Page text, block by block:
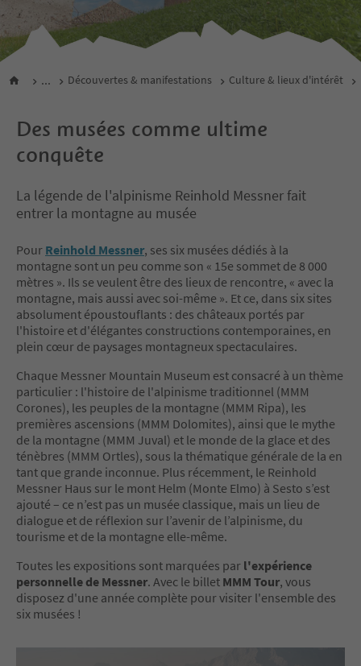
... Découvertes & manifestations Culture & lieux d'intérêt
Des musées comme ultime
conquête
La légende de l'alpinisme Reinhold Messner fait
entrer la montagne au musée
Pour Reinhold Messner, ses six musées dédiés à la
montagne sont un peu comme son « 15e sommet de 8 000
mètres ». Ils se veulent être des lieux de rencontre, « avec la
montagne, mais aussi avec soi-même ». Et ce, dans six sites
absolument époustouflants : des châteaux portés par
l'histoire et d'élégantes constructions contemporaines, en
plein cœur de paysages montagneux spectaculaires.
Chaque Messner Mountain Museum est consacré à un thème
particulier : l'histoire de l'alpinisme traditionnel (MMM
Corones), les peuples de la montagne (MMM Ripa), les
premières ascensions (MMM Dolomites), ainsi que le mythe
de la montagne (MMM Juval) et le monde de la glace et des
ténèbres (MMM Ortles), sous la thématique générale de la en
tant que grande inconnue. Plus récemment, le Reinhold
Messner Haus sur le mont Helm (Monte Elmo) à Sesto s’est
ajouté – ce n’est pas un musée classique, mais un lieu de
dialogue et de réflexion sur l’avenir de l’alpinisme, du
tourisme et de la montagne elle-même.
Toutes les expositions sont marquées par l'expérience
personnelle de Messner. Avec le billet MMM Tour, vous
disposez d'une année complète pour visiter l'ensemble des
six musées !